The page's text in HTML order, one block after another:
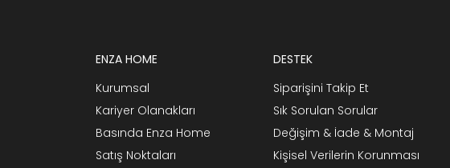
ENZA HOME
Kurumsal
Kariyer Olanakları
Basında Enza Home
Satış Noktaları
DESTEK
Siparişini Takip Et
Sık Sorulan Sorular
Değişim & İade & Montaj
Kişisel Verilerin Korunması